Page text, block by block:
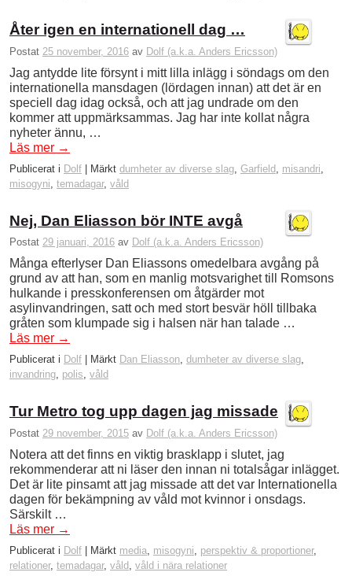
Åter igen en internationell dag …
Postat 25 november, 2016 av Dolf (a.k.a. Anders Ericsson)
Jag antydde lite försynt i mitt lilla inlägg i söndags om den
internationella mansdagen (lördagen innan) att det är en
speciell dag idag också, och att jag undrade om den
kommer att uppmärksammas. Jag har inte kollat några
nyheter ännu, …
Läs mer →
Publicerat i Dolf | Märkt dumheter av diverse slag Garfield misandri
misogyni temadagar, våld
Nej, Dan Eliasson bör INTE avgå
Postat 29 januari, 2016 av Dolf (a.k.a. Anders Ericsson)
Många efterlyser Dan Eliassons omedelbara avgång på
grund av att han, som en manlig motsvarighet till Romsons
hulkande i presskonferensen om åtgärder mot
asylinvandringen, satt och med stort besvär höll tillbaka
gråten som klumpade sig i halsen när han talade …
Läs mer →
Publicerat i Dolf Märkt Dan Eliasson, dumheter av diverse slag,
invandring, polis, våld
Tur Metro tog upp dagen jag missade
Postat 29 november, 2015 av Dolf (a.k.a. Anders Ericsson)
Notera att det finns en viktig brasklapp i slutet, jag
rekommenderar att ni läser den innan ni totalsågar inlägget.
Det är lite pinsamt att jag missade att det var Internationella
dagen för bekämpning av våld mot kvinnor i onsdags.
Särskilt …
Läs mer →
Publicerat i Dolf | Märkt media misogyni perspektiv & proportioner,
relationer, temadagar, våld våld i nära relationer